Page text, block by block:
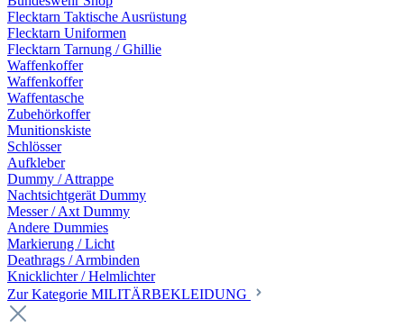
Flecktarn Taktische Ausrüstung
Flecktarn Uniformen
Flecktarn Tarnung / Ghillie
Waffenkoffer
Waffenkoffer
Waffentasche
Zubehörkoffer
Munitionskiste
Schlösser
Aufkleber
Dummy / Attrappe
Nachtsichtgerät Dummy
Messer / Axt Dummy
Andere Dummies
Markierung / Licht
Deathrags / Armbinden
Knicklichter / Helmlichter
Zur Kategorie MILITÄRBEKLEIDUNG